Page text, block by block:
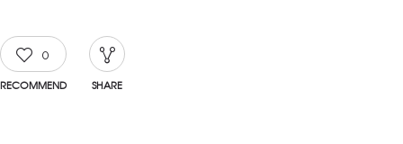
0
RECOMMEND SHARE